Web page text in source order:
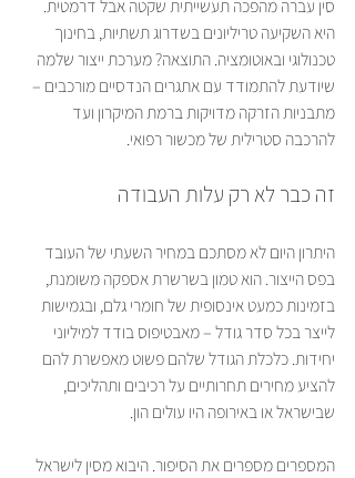
סין עברה מהפכה תעשייתית שקטה אבל דרמטית.
היא השקיעה טריליונים בשדרוג תשתיות, בחינוך
טכנולוגי ובאוטומציה. התוצאה? מערכת ייצור שלמה
שיודעת להתמודד עם אתגרים הנדסיים מורכבים –
מתבניות הזרקה מדויקות ברמת המיקרון ועד
להרכבה סטרילית של מכשור רפואי.
זה כבר לא רק עלות העבודה
היתרון היום לא מסתכם במחיר השעתי של העובד
בפס הייצור. הוא טמון בשרשרת אספקה משומנת,
בזמינות כמעט אינסופית של חומרי גלם, ובגמישות
לייצר בכל סדר גודל – מאבטיפוס בודד למיליוני
יחידות. כלכלת הגודל שלהם פשוט מאפשרת להם
להציע מחירים תחרותיים על רכיבים ותהליכים,
שבישראל או באירופה היו עולים הון.
המספרים מספרים את הסיפור. היבוא מסין לישראל